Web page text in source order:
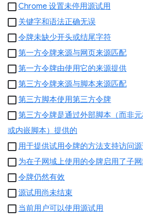
Chrome 设置未停用源试用
关键字和语法正确无误
令牌未缺少开头或结尾字符
第一方令牌来源与网页来源匹配
第一方令牌由使用它的来源提供
第三方令牌来源与脚本来源匹配
第三方脚本使用第三方令牌
第三方令牌是通过外部脚本（而非
或内嵌脚本）提供的
用于提供试用令牌的方法支持访问
为在子网域上使用的令牌启用了子
令牌仍然有效
源试用尚未结束
当前用户可以使用源试用